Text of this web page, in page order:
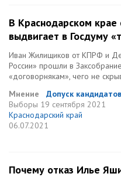
В Краснодарском крае
выдвигает в Госдуму
Иван Жилищиков от КПРФ и
России» прошли в
«договорнякам», чего не
Мнение
Допуск кандидатов
Выборы 19 сентября 2021
Краснодарский край
06.07.2021
Почему отказ Илье